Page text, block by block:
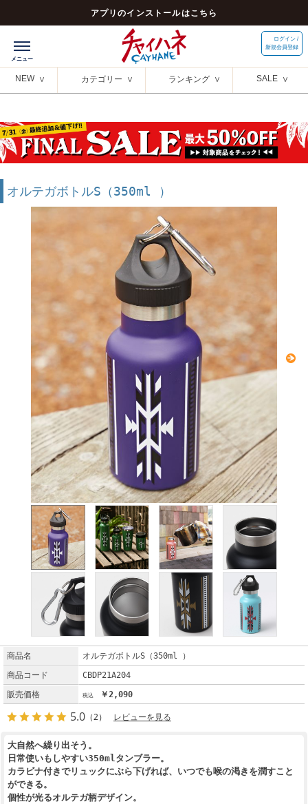
アプリのインストールはこちら
ログイン /
新規会員登録
NEW カテゴリー ランキング SALE
オルテガボトルS（350ml ）
商品名
オルテガボトルS（350ml ）
商品コード
CBDP21A204
販売価格
￥2,090
5.0 （2） レビューを見る
大自然へ繰り出そう。
日常使いもしやすい350mlタンブラー。
カラビナ付きでリュックにぶら下げれば、いつでも喉の渇きを潤すこと
ができる。
個性が光るオルテガ柄デザイン。